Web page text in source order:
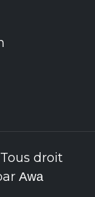
droit
Awa